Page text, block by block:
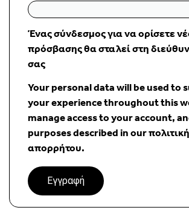
Ένας σύνδεσμος για να ορίσετε
πρόσβασης θα σταλεί στη
σας
Your personal data will be used to
your experience throughout this
manage access to your account,
purposes described in ourπολιτική
απορρήτου.
Εγγραφή